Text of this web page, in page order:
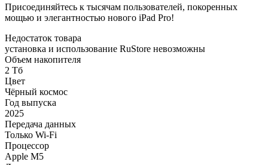
Присоединяйтесь к тысячам пользователей, покоренных
мощью и элегантностью нового iPad Pro!
Недостаток товара
установка и использование RuStore невозможны
Объем накопителя
2 Тб
Цвет
Чёрный космос
Год выпуска
2025
Передача данных
Только Wi-Fi
Процессор
Apple M5